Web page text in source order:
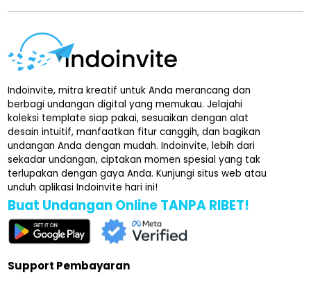
Indoinvite, mitra kreatif untuk Anda merancang dan
berbagi undangan digital yang memukau. Jelajahi
koleksi template siap pakai, sesuaikan dengan alat
desain intuitif, manfaatkan fitur canggih, dan bagikan
undangan Anda dengan mudah. Indoinvite, lebih dari
sekadar undangan, ciptakan momen spesial yang tak
terlupakan dengan gaya Anda. Kunjungi situs web atau
unduh aplikasi Indoinvite hari ini!
Buat Undangan Online TANPA RIBET!
Support Pembayaran